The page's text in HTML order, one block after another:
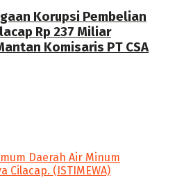
Korupsi Pembelian
Rp 237 Miliar
Komisaris PT CSA